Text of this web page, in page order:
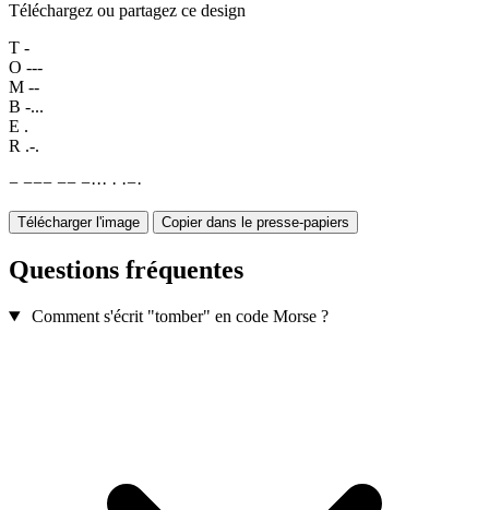
Téléchargez ou partagez ce design
T -
O ---
M --
B -...
E .
R .-.
− −−− −− −··· · ·−·
Télécharger l'image Copier dans le presse-papiers
Questions fréquentes
Comment s'écrit "tomber" en code Morse ?